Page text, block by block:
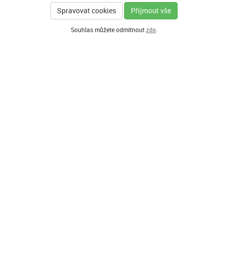
Spravovat cookies
Přijmout vše
Souhlas můžete odmítnoutzde